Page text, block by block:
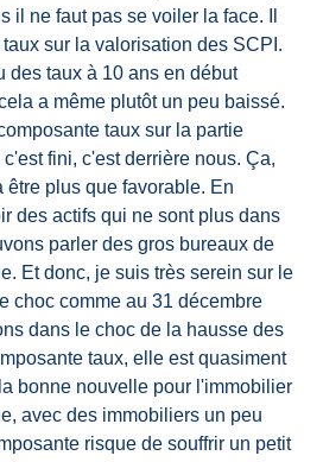
il ne faut pas se voiler la face. Il
sur la valorisation des SCPI.
des taux à 10 ans en début
a même plutôt un peu baissé.
taux sur la partie
fini, c'est derrière nous. Ça,
être plus que favorable. En
des actifs qui ne sont plus dans
parler des gros bureaux de
Et donc, je suis très serein sur le
choc comme au 31 décembre
dans le choc de la hausse des
taux, elle est quasiment
bonne nouvelle pour l'immobilier
avec des immobiliers un peu
risque de souffrir un petit